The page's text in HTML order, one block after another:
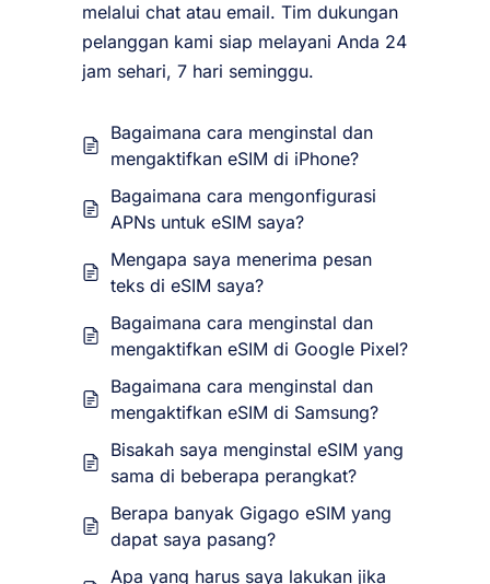
melalui chat atau email. Tim dukungan
pelanggan kami siap melayani Anda 24
jam sehari, 7 hari seminggu.
Bagaimana cara menginstal dan
mengaktifkan eSIM di iPhone?
Bagaimana cara mengonfigurasi
APNs untuk eSIM saya?
Mengapa saya menerima pesan
teks di eSIM saya?
Bagaimana cara menginstal dan
mengaktifkan eSIM di Google Pixel?
Bagaimana cara menginstal dan
mengaktifkan eSIM di Samsung?
Bisakah saya menginstal eSIM yang
sama di beberapa perangkat?
Berapa banyak Gigago eSIM yang
dapat saya pasang?
Apa yang harus saya lakukan jika